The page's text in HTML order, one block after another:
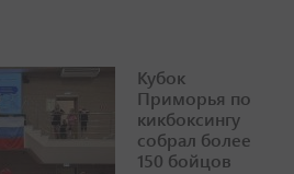
Кубок
Приморья по
кикбоксингу
собрал более
150 бойцов